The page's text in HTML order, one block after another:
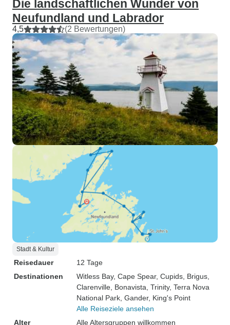
Die landschaftlichen Wunder von
Neufundland und Labrador
4,5 (2 Bewertungen)
Stadt & Kultur
Reisedauer
12 Tage
Destinationen
Witless Bay, Cape Spear, Cupids , Brigus
Clarenville , Bonavista , Trinity, Terra Nova
National Park , Gander, King's Point
Alle Reiseziele ansehen
Alter
Alle Altersgruppen willkommen